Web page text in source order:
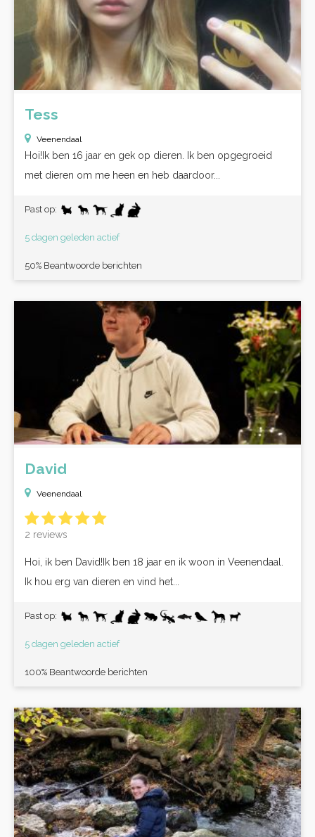
Tess
Veenendaal
Hoi!Ik ben 16 jaar en gek op dieren. Ik ben opgegroeid
met dieren om me heen en heb daardoor...
Past op:
5 dagen geleden actief
50% Beantwoorde berichten
David
Veenendaal
2 reviews
Hoi, ik ben David!Ik ben 18 jaar en ik woon in Veenendaal.
Ik hou erg van dieren en vind het...
Past op:
5 dagen geleden actief
100% Beantwoorde berichten